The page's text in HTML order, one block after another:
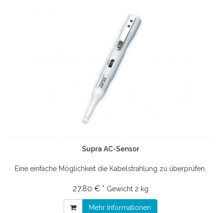
Supra AC-Sensor
Eine einfache Möglichkeit die Kabelstrahlung zu überprüfen.
27.80 € * Gewicht 2 kg
Mehr Informationen